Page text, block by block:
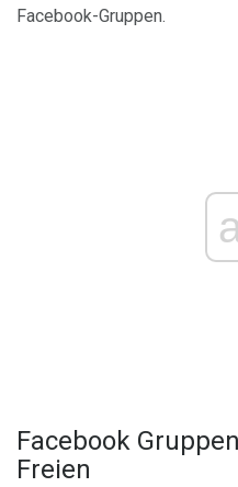
Facebook-Gruppen.
Facebook
Freien